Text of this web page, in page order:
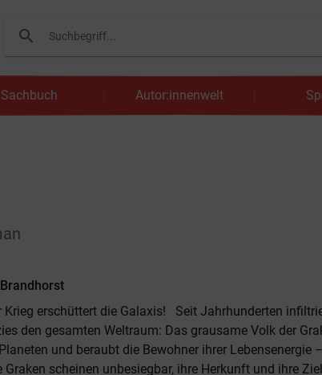
search
Suchen
Sachbuch Autor:innenwelt
Brandhorst
Krieg erschüttert die Galaxis! Seit Jahrhunderten
den gesamten Weltraum: Das grausame Volk der
Planeten und beraubt die Bewohner ihrer Lebensenergie
Graken scheinen unbesiegbar, ihre Herkunft und ihre